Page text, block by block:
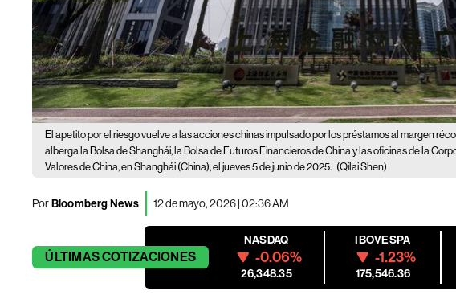
El apetito por el riesgo vuelve a las acciones chinas impulsado por los préstamos al margen
alberga la Bolsa de Shanghái, la Bolsa de Futuros Financieros de China y las oficinas de la
Valores de China, en Shanghái (China), el jueves 5 de junio de 2025. (Qilai Shen)
PorBloomberg News 12 de mayo, 2026 | 02:36 AM
ÚLTIMASCOTIZACIONES
NASDAQ
-0.06%
26,348.35
IBOVESPA
-1.23%
175,546.36